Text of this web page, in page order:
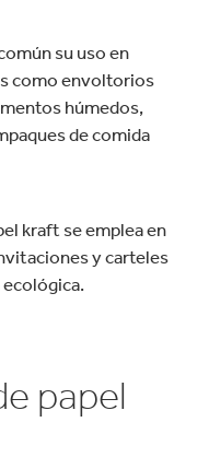
su uso en
como envoltorios
húmedos,
de comida
kraft se emplea en
y carteles
papel